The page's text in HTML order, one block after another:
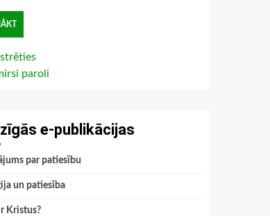
paroli
e-publikācijas
par patiesību
un patiesība
Kristus?